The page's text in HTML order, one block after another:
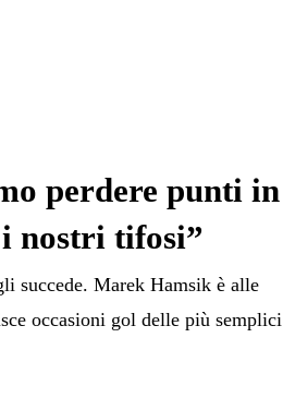
perdere punti in
nostri tifosi”
succede. Marek Hamsik è alle
occasioni gol delle più semplici